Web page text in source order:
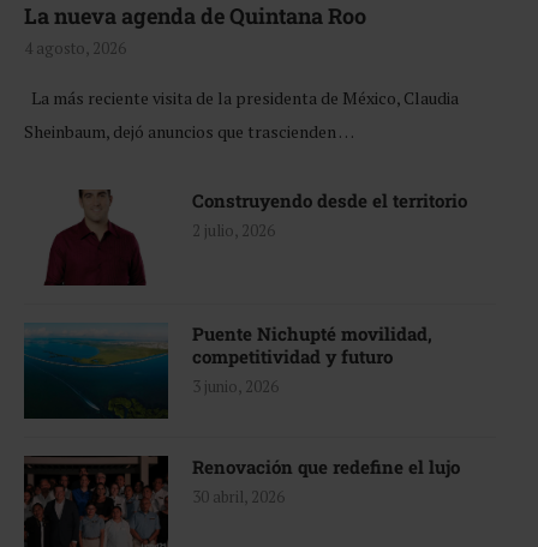
La nueva agenda de Quintana Roo
4 agosto, 2026
La más reciente visita de la presidenta de México, Claudia
Sheinbaum, dejó anuncios que trascienden …
Construyendo desde el territorio
2 julio, 2026
Puente Nichupté movilidad,
competitividad y futuro
3 junio, 2026
Renovación que redefine el lujo
30 abril, 2026